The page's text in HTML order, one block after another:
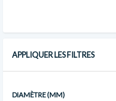
APPLIQUER LES FILTRES
DIAMÈTRE (MM)